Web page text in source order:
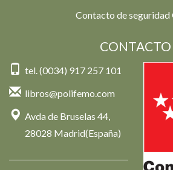
Contacto de seguridad
CONTACTO
tel. (0034) 917 257 101
libros@polifemo.com
Avda de Bruselas 44,
28028 Madrid(España)